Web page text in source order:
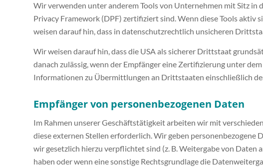
Wir verwenden unter anderem Tools von Unternehmen mit Sitz
Privacy Framework (DPF) zertifiziert sind. Wenn diese Tools
weisen darauf hin, dass in datenschutzrechtlich unsicheren
Wir weisen darauf hin, dass die USA als sicherer Drittstaat
danach zulässig, wenn der Empfänger eine Zertifizierung unter
Informationen zu Übermittlungen an Drittstaaten einschließlich
Empfänger von personenbezogenen Daten
Im Rahmen unserer Geschäftstätigkeit arbeiten wir mit
diese externen Stellen erforderlich. Wir geben personenbezogene
wir gesetzlich hierzu verpflichtet sind (z. B. Weitergabe von Daten
haben oder wenn eine sonstige Rechtsgrundlage die